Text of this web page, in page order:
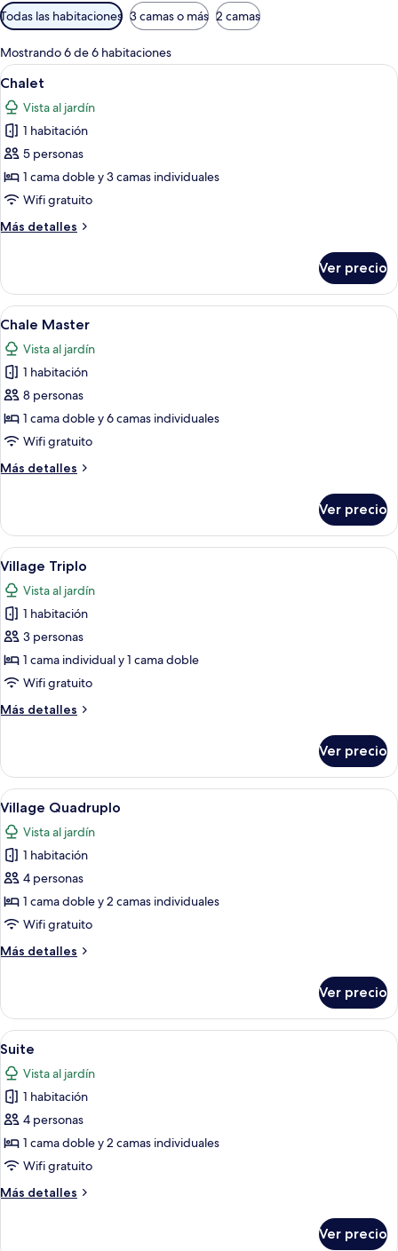
Filtros
disponibles
para
las
habitaciones
Todas las habitaciones 3 camas o más 2 camas
Mostrando 6 de 6 habitaciones
Abrir
todas
las
fotos
de
Chalet
25
Chalet
Vista al jardín
1 habitación
5 personas
1 cama doble y 3 camas individuales
Wifi gratuito
Más detalles
Más
Ver precio
Abrir
todas
las
fotos
de
Chale
Master
Minibar, caja de seguridad en la
7
Chale Master
Vista al jardín
1 habitación
8 personas
1 cama doble y 6 camas individuales
Wifi gratuito
Más detalles
Más
Master
Ver precio
Abrir
todas
las
fotos
de
Village
Triplo
8
Village Triplo
Vista al jardín
1 habitación
3 personas
1 cama individual y 1 cama doble
Wifi gratuito
Más detalles
Más
Triplo
Ver precio
Abrir
todas
las
fotos
de
Village
Quadruplo
9
Village Quadruplo
Vista al jardín
1 habitación
4 personas
1 cama doble y 2 camas individuales
Wifi gratuito
Más detalles
Más
Quadruplo
Ver precio
Abrir
todas
las
fotos
de
Suite
Minibar, caja de seguridad en la
5
Suite
Vista al jardín
1 habitación
4 personas
1 cama doble y 2 camas individuales
Wifi gratuito
Más detalles
Más
Ver precio